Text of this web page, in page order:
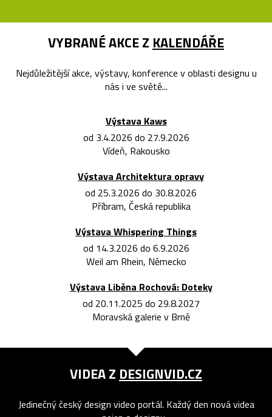
VYBRANÉ AKCE Z KALENDÁŘE
Nejdůležitější akce, výstavy, konference v oblasti designu u
nás i ve světě...
Výstava Kaws
od 3.4.2026 do 27.9.2026
Vídeň, Rakousko
Výstava Architektura opravy
od 25.3.2026 do 30.8.2026
Příbram, Česká republika
Výstava Whispering Things
od 14.3.2026 do 6.9.2026
Weil am Rhein, Německo
Výstava Liběna Rochová: Doteky
od 20.11.2025 do 29.8.2027
Moravská galerie v Brně
VIDEA Z DESIGNVID.CZ
Jedinečný český design video portál. Každý den nová videa